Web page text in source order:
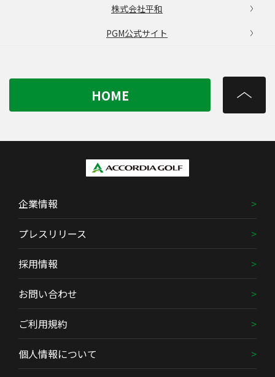
株式会社平和
PGM公式サイト
HOME
企業情報
プレスリリース
採用情報
お問い合わせ
ご利用規約
個人情報について